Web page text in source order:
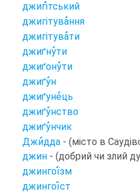
джигітський
джигітування
джигітувати
джиґнути
джиґонути
джиґун
джиґунець
джиґунство
джиґунчик
Джидда - (місто в
джин - (добрий чи злий
джингоїзм
джингоїст